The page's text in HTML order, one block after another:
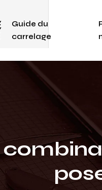
Guide du
carrelage